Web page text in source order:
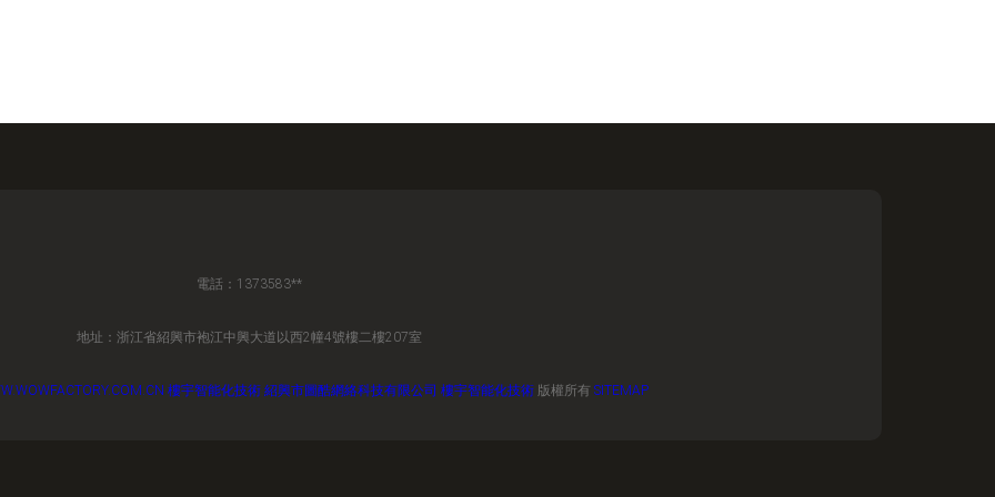
電話：1373583**
地址：浙江省紹興市袍江中興大道以西2幢4號樓二樓207室
樓宇智能化技術 紹興市圖酷網絡科技有限公司 樓宇智能化技術版權所有 SITEMAP